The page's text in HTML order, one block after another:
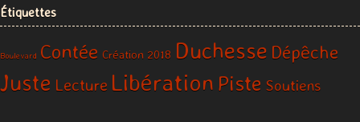
Étiquettes
Boulevard Contée Création 2018 Duchesse Dépêche
Juste Lecture Libération Piste Soutiens